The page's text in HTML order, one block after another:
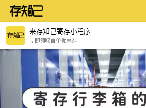
来存知己寄存小程序
立即领取首单优惠券